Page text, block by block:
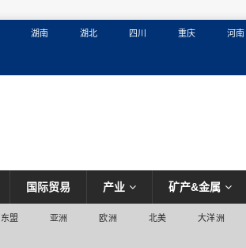
湖南 湖北 四川 重庆 河南
国际贸易 产业 矿产&金属
东盟 亚洲 欧洲 北美 大洋洲